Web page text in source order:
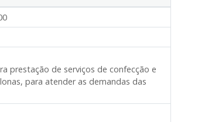
prestação de serviços de confecção e
para atender as demandas das